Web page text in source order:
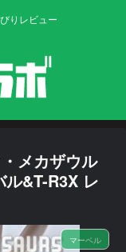
りレビュー
メカザウル
&T-R3X レ
マーベル